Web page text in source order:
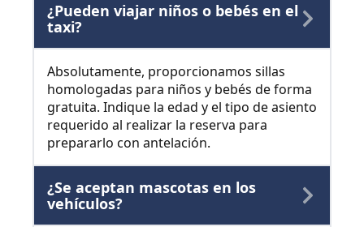
¿Pueden viajar niños o bebés en el
taxi?
Absolutamente, proporcionamos sillas
homologadas para niños y bebés de forma
gratuita. Indique la edad y el tipo de asiento
requerido al realizar la reserva para
prepararlo con antelación.
¿Se aceptan mascotas en los
vehículos?